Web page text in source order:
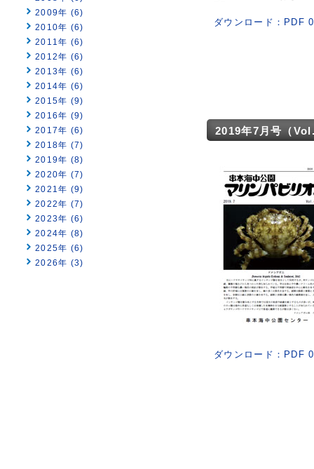
2009年 (6)
2010年 (6)
2011年 (6)
2012年 (6)
2013年 (6)
2014年 (6)
2015年 (9)
2016年 (9)
2017年 (6)
2018年 (7)
2019年 (8)
2020年 (7)
2021年 (9)
2022年 (7)
2023年 (6)
2024年 (8)
2025年 (6)
2026年 (3)
ダウンロード：PDF
2019年7月号（
ダウンロード：PDF